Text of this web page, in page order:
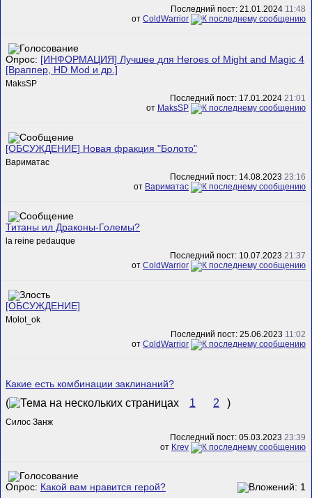
Последний пост: 21.01.2024 11:48
от ColdWarrior
Опрос: [ИНФОРМАЦИЯ] Лучшее для Heroes of Might and Magic 4
[Враппер, HD Mod и др.]
MaksSP
Последний пост: 17.01.2024 21:01
от MaksSP
[ОБСУЖДЕНИЕ] Новая фракция "Болото"
Вариматас
Последний пост: 14.08.2023 23:16
от Вариматас
Титаны ил Драконы-Големы?
la reine pedauque
Последний пост: 10.07.2023 21:37
от ColdWarrior
[ОБСУЖДЕНИЕ]
Molot_ok
Последний пост: 25.06.2023 11:02
от ColdWarrior
Какие есть комбинации заклинаний?
( 1 2 )
Силос Занж
Последний пост: 05.03.2023 23:39
от Krev
Опрос: Какой вам нравится герой?